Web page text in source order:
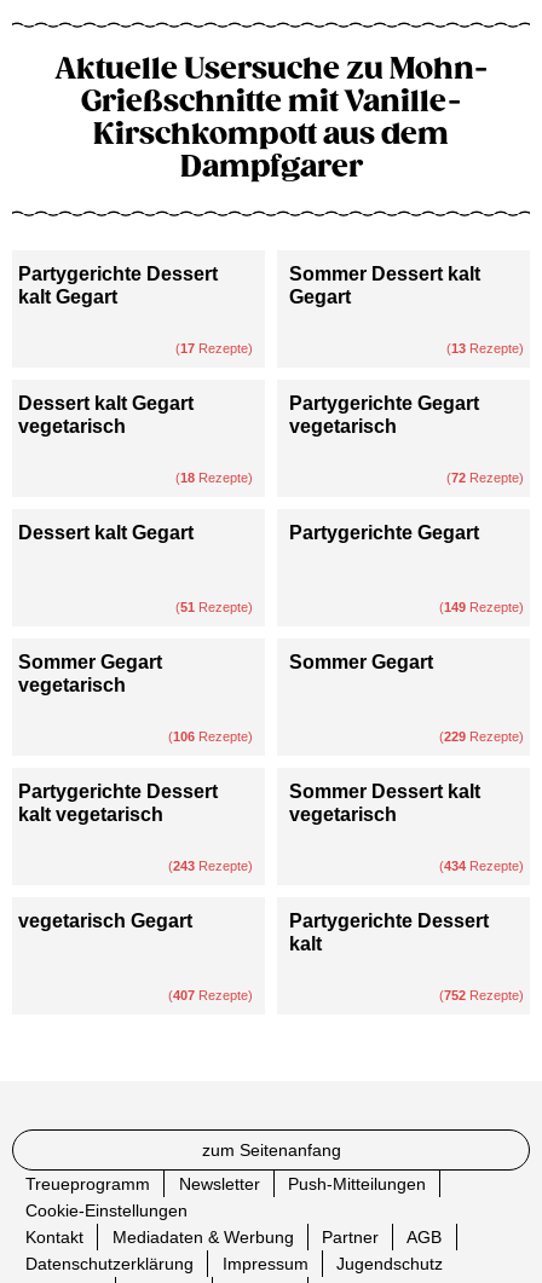
Aktuelle Usersuche zu Mohn-
Grießschnitte mit Vanille-
Kirschkompott aus dem
Dampfgarer
Partygerichte Dessert
kalt Gegart
(17 Rezepte)
Sommer Dessert kalt
Gegart
(13 Rezepte)
Dessert kalt Gegart
vegetarisch
(18 Rezepte)
Partygerichte Gegart
vegetarisch
(72 Rezepte)
Dessert kalt Gegart
(51 Rezepte)
Partygerichte Gegart
(149 Rezepte)
Sommer Gegart
vegetarisch
(106 Rezepte)
Sommer Gegart
(229 Rezepte)
Partygerichte Dessert
kalt vegetarisch
(243 Rezepte)
Sommer Dessert kalt
vegetarisch
(434 Rezepte)
vegetarisch Gegart
(407 Rezepte)
Partygerichte Dessert
kalt
(752 Rezepte)
zum Seitenanfang
Treueprogramm
Newsletter
Push-Mitteilungen
Cookie-Einstellungen
Kontakt
Mediadaten & Werbung Partner
AGB
Datenschutzerklärung
Impressum
Jugendschutz